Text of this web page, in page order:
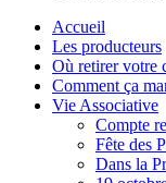
Accueil
Les producteurs
Où retirer votre
Comment ça
Vie Associative
Compte
Fête des
Dans la